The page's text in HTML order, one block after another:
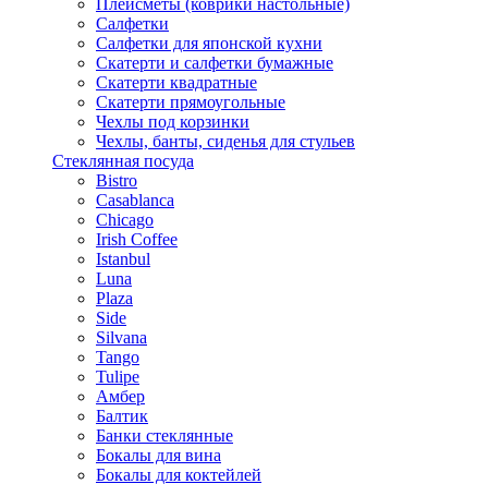
Плейсметы (коврики настольные)
Салфетки
Салфетки для японской кухни
Скатерти и салфетки бумажные
Скатерти квадратные
Скатерти прямоугольные
Чехлы под корзинки
Чехлы, банты, сиденья для стульев
Стеклянная посуда
Bistro
Casablanca
Chicago
Irish Coffee
Istanbul
Luna
Plaza
Side
Silvana
Tango
Tulipe
Амбер
Балтик
Банки стеклянные
Бокалы для вина
Бокалы для коктейлей